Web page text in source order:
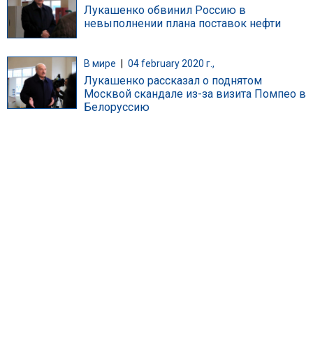
Лукашенко обвинил Россию в
невыполнении плана поставок нефти
В мире | 04 february 2020 г.,
Лукашенко рассказал о поднятом
Москвой скандале из-за визита Помпео в
Белоруссию